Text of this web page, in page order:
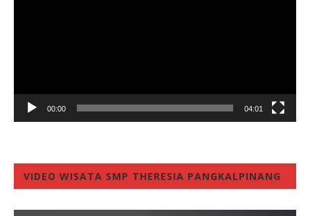
00:00 04:01
VIDEO WISATA SMP THERESIA PANGKALPINANG